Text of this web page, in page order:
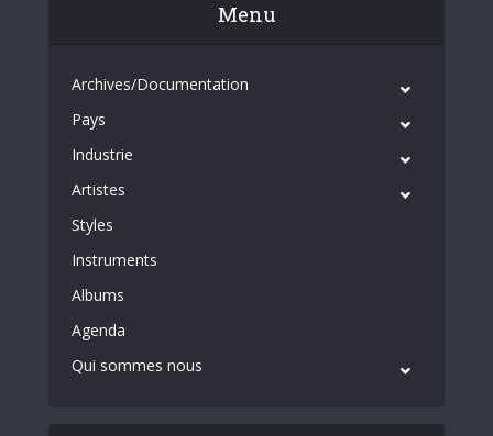
Menu
Archives/Documentation
Pays
Industrie
Artistes
Styles
Instruments
Albums
Agenda
Qui sommes nous